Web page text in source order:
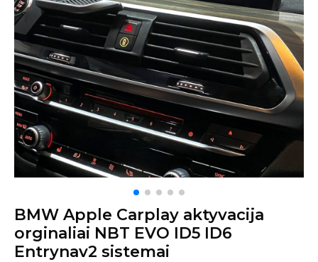
BMW Apple Carplay aktyvacija
orginaliai NBT EVO ID5 ID6
Entrynav2 sistemai